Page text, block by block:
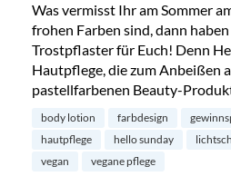
Was vermisst Ihr am Sommer
frohen Farben sind, dann
Trostpflaster für Euch! Denn
Hautpflege, die zum Anbeißen
pastellfarbenen Beauty-
body lotion farbdesign
hautpflege
hello sunday
vegan
vegane pflege